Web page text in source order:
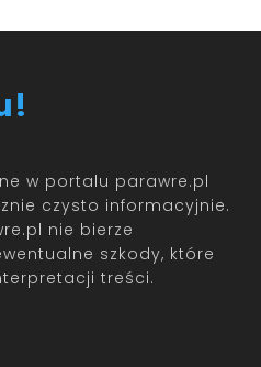
w portalu parawre.pl
czysto informacyjnie.
nie bierze
szkody, które
treści.